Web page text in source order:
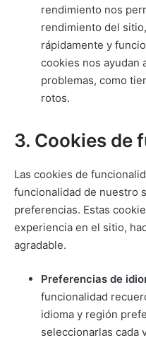
rendimiento nos
rendimiento del
rápidamente y
cookies nos ayudan
problemas, como
rotos.
3. Cookies de
Las cookies de
funcionalidad de nuestro
preferencias. Estas
experiencia en el sitio,
agradable.
Preferencias de
funcionalidad
idioma y región
seleccionarlas cada